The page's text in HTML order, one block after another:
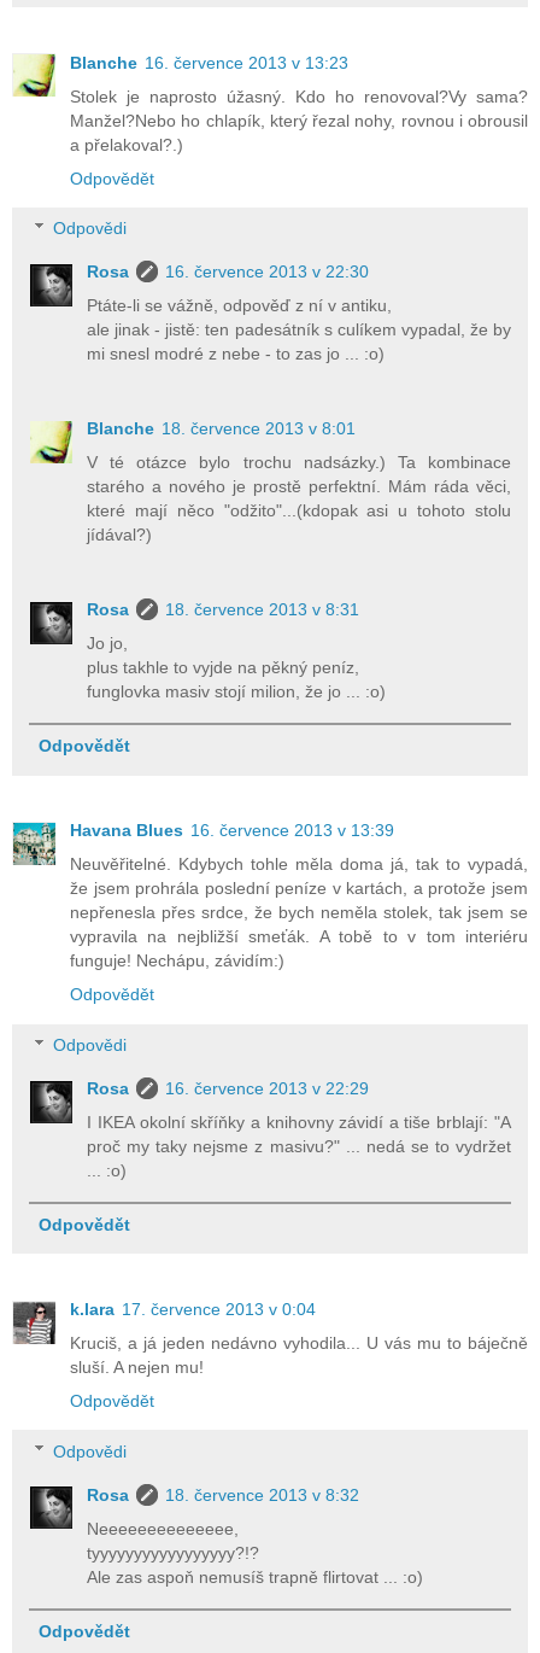
Blanche 16. července 2013 v 13:23
Stolek je naprosto úžasný. Kdo ho renovoval?Vy sama?
Manžel?Nebo ho chlapík, který řezal nohy, rovnou i obrousil
a přelakoval?.)
Odpovědět
Odpovědi
Rosa
16. července 2013 v 22:30
Ptáte-li se vážně, odpověď z ní v antiku,
ale jinak - jistě: ten padesátník s culíkem vypadal, že by
mi snesl modré z nebe - to zas jo ... :o)
Blanche 18. července 2013 v 8:01
V té otázce bylo trochu nadsázky.) Ta kombinace
starého a nového je prostě perfektní. Mám ráda věci,
které mají něco "odžito"...(kdopak asi u tohoto stolu
jídával?)
Rosa
18. července 2013 v 8:31
Jo jo,
plus takhle to vyjde na pěkný peníz,
funglovka masiv stojí milion, že jo ... :o)
Odpovědět
Havana Blues 16. července 2013 v 13:39
Neuvěřitelné. Kdybych tohle měla doma já, tak to vypadá,
že jsem prohrála poslední peníze v kartách, a protože jsem
nepřenesla přes srdce, že bych neměla stolek, tak jsem se
vypravila na nejbližší smeťák. A tobě to v tom interiéru
funguje! Nechápu, závidím:)
Odpovědět
Odpovědi
Rosa
16. července 2013 v 22:29
I IKEA okolní skříňky a knihovny závidí a tiše brblají: "A
proč my taky nejsme z masivu?" ... nedá se to vydržet
... :o)
Odpovědět
k.lara 17. července 2013 v 0:04
Kruciš, a já jeden nedávno vyhodila... U vás mu to báječně
sluší. A nejen mu!
Odpovědět
Odpovědi
Rosa
18. července 2013 v 8:32
Neeeeeeeeeeeeee,
tyyyyyyyyyyyyyyyyy?!?
Ale zas aspoň nemusíš trapně flirtovat ... :o)
Odpovědět